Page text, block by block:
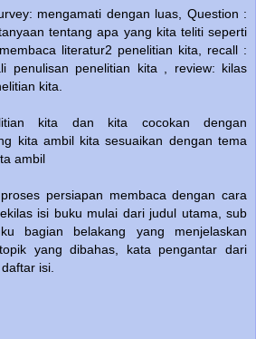
mengamati dengan luas, Question :
tentang apa yang kita teliti seperti
literatur2 penelitian kita, recall :
penulisan penelitian kita , review: kilas
kita.
kita dan kita cocokan dengan
kita ambil kita sesuaikan dengan tema
ambil
persiapan membaca dengan cara
isi buku mulai dari judul utama, sub
bagian belakang yang menjelaskan
yang dibahas, kata pengantar dari
isi.